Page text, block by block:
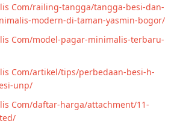
Com/railing-tangga/tangga-besi-dan-
modern-di-taman-yasmin-bogor/
Com/model-pagar-minimalis-terbaru-
Com/artikel/tips/perbedaan-besi-h-
unp/
Com/daftar-harga/attachment/11-